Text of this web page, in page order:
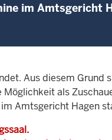
im Amtsgericht
Aus diesem Grund
als
Amtsgericht Hagen